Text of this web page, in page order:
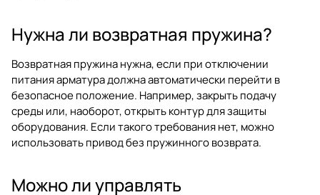
Нужна ли возвратная пружина?
Возвратная пружина нужна, если при отключении
питания арматура должна автоматически перейти в
безопасное положение. Например, закрыть подачу
среды или, наоборот, открыть контур для защиты
оборудования. Если такого требования нет, можно
использовать привод без пружинного возврата.
Можно ли управлять